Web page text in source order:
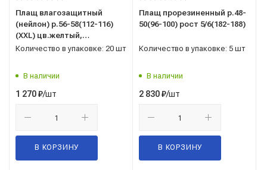
Плащ влагозащитный
(нейлон) р.56-58(112-116)
(XXL) цв.желтый,
синий,зеленый
Количество в упаковке: 20 шт
В наличии
1 270₽/шт
В КОРЗИНУ
Плащ прорезиненный р.48-
50(96-100) рост 5/6(182-188)
Количество в упаковке: 5 шт
В наличии
2 830₽/шт
В КОРЗИНУ